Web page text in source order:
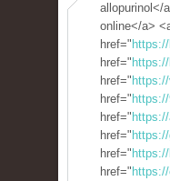
allopurinol</
online</a>
href="
href="
href="
href="
href="
href="
href="
href="